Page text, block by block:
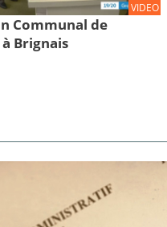
VIDEO
Communal de
Brignais